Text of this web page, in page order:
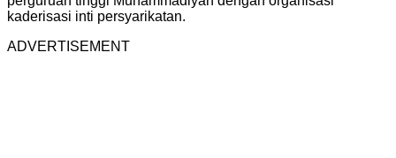
kaderisasi inti persyarikatan.
ADVERTISEMENT